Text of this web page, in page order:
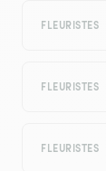
FLEURISTES
FLEURISTES
FLEURISTES